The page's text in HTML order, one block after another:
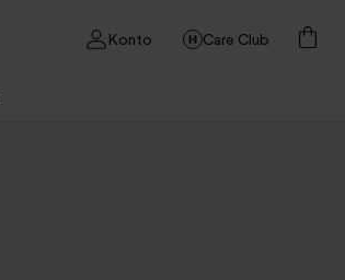
Care Club
Konto